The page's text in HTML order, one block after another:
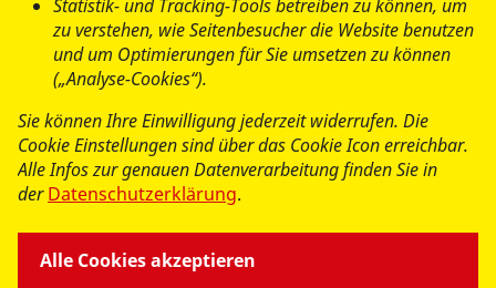
Hier für denE-Mail-
Newsletter des ASB Bremen
anmelden
Statistik- und Tracking-Tools betreiben zu können, um
zu verstehen, wie Seitenbesucher die Website benutzen
und um Optimierungen für Sie umsetzen zu können
(„Analyse-Cookies“).
Sie können Ihre Einwilligung jederzeit widerrufen. Die
Cookie Einstellungen sind über das Cookie Icon erreichbar.
Alle Infos zur genauen Datenverarbeitung finden Sie in
derDatenschutzerklärung.
Alle Cookies akzeptieren